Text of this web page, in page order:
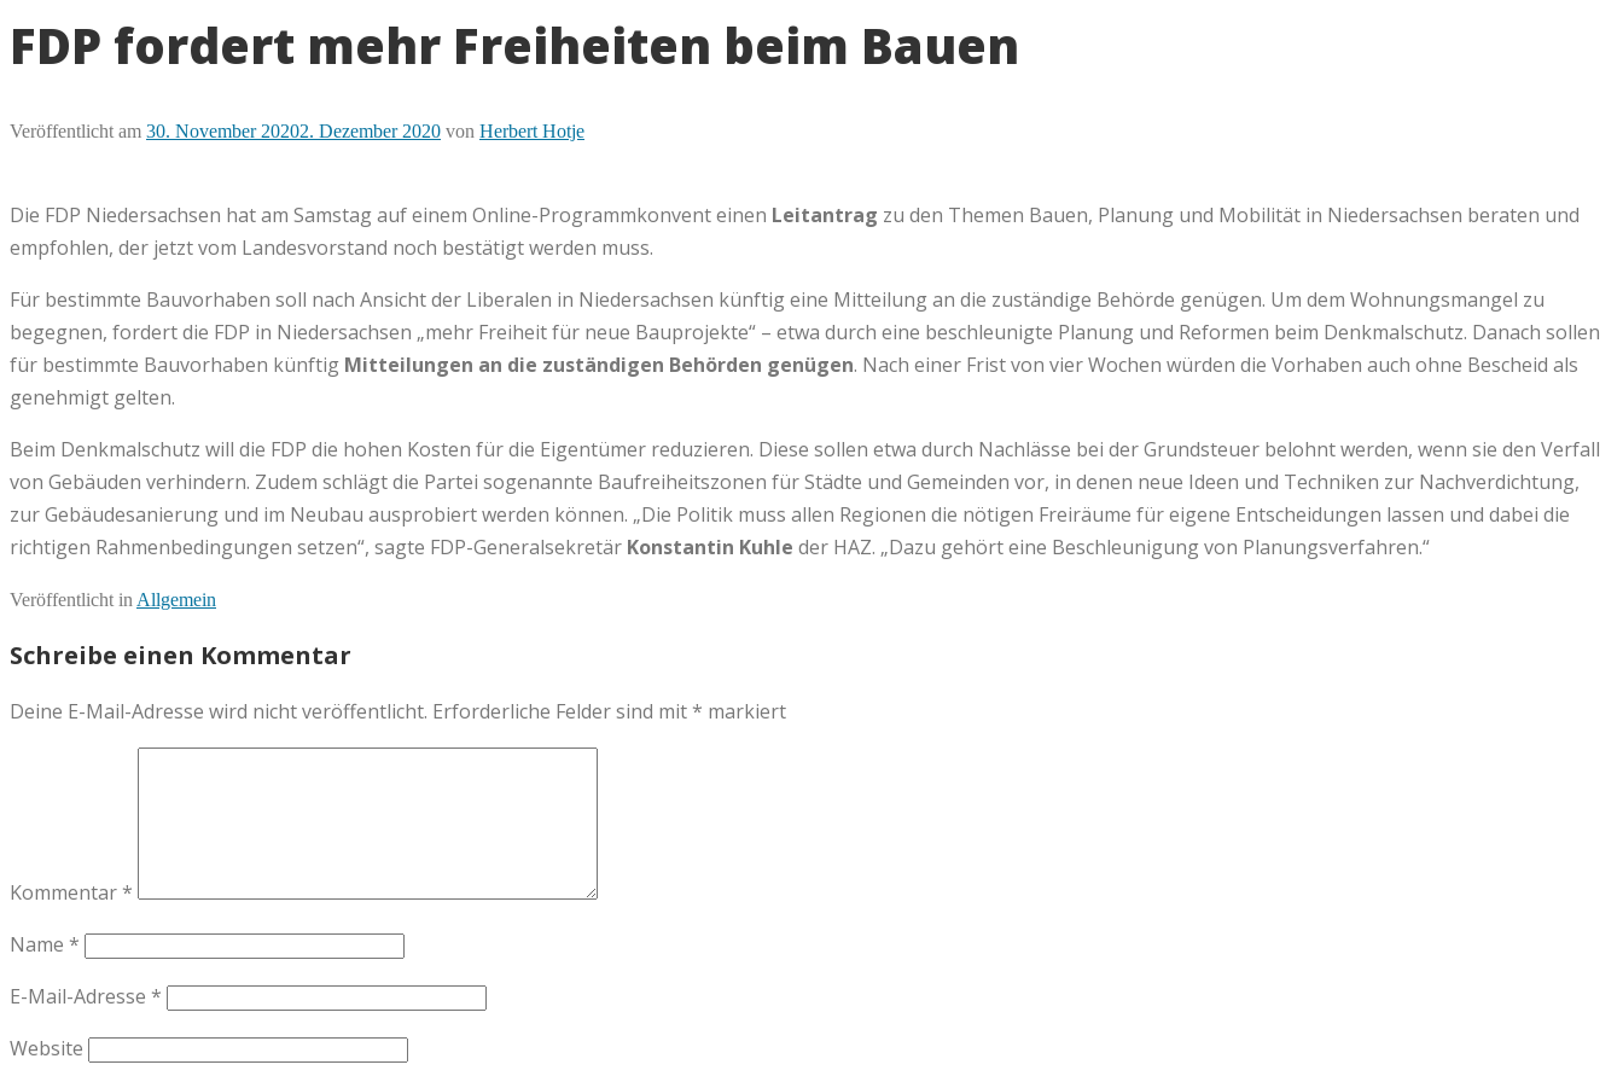
FDP fordert mehr Freiheiten beim Bauen
Veröffentlicht am 30. November 20202. Dezember 2020 von Herbert Hotje
Die FDP Niedersachsen hat am Samstag auf einem Online-Programmkonvent einen Leitantrag zu den Themen Bauen, Planung und Mobilität in Niedersachsen beraten und
empfohlen, der jetzt vom Landesvorstand noch bestätigt werden muss.
Für bestimmte Bauvorhaben soll nach Ansicht der Liberalen in Niedersachsen künftig eine Mitteilung an die zuständige Behörde genügen. Um dem Wohnungsmangel zu
begegnen, fordert die FDP in Niedersachsen „mehr Freiheit für neue Bauprojekte“ – etwa durch eine beschleunigte Planung und Reformen beim Denkmalschutz. Danach sollen
für bestimmte Bauvorhaben künftig Mitteilungen an die zuständigen Behörden genügen. Nach einer Frist von vier Wochen würden die Vorhaben auch ohne Bescheid als
genehmigt gelten.
Beim Denkmalschutz will die FDP die hohen Kosten für die Eigentümer reduzieren. Diese sollen etwa durch Nachlässe bei der Grundsteuer belohnt werden, wenn sie den Verfall
von Gebäuden verhindern. Zudem schlägt die Partei sogenannte Baufreiheitszonen für Städte und Gemeinden vor, in denen neue Ideen und Techniken zur Nachverdichtung,
zur Gebäudesanierung und im Neubau ausprobiert werden können. „Die Politik muss allen Regionen die nötigen Freiräume für eigene Entscheidungen lassen und dabei die
richtigen Rahmenbedingungen setzen“, sagte FDP-Generalsekretär Konstantin Kuhle der HAZ. „Dazu gehört eine Beschleunigung von Planungsverfahren.“
Veröffentlicht in Allgemein
Schreibe einen Kommentar
Deine E-Mail-Adresse wird nicht veröffentlicht. Erforderliche Felder sind mit* markiert
Kommentar*
Name *
E-Mail-Adresse *
Website